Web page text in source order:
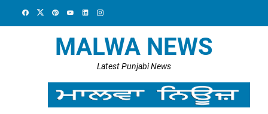
MALWA NEWS
Latest Punjabi News